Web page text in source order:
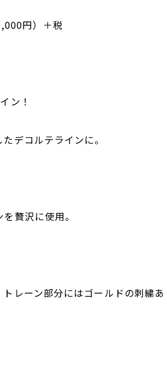
円）＋税
ン！
デコルテラインに。
贅沢に使用。
レーン部分にはゴールドの刺繍